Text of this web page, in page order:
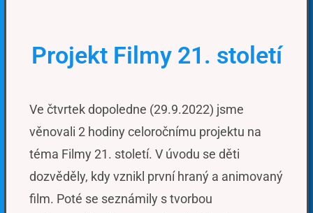
Projekt Filmy 21. století
Ve čtvrtek dopoledne (29.9.2022) jsme
věnovali 2 hodiny celoročnímu projektu na
téma Filmy 21. století. V úvodu se děti
dozvěděly, kdy vznikl první hraný a animovaný
film. Poté se seznámily s tvorbou